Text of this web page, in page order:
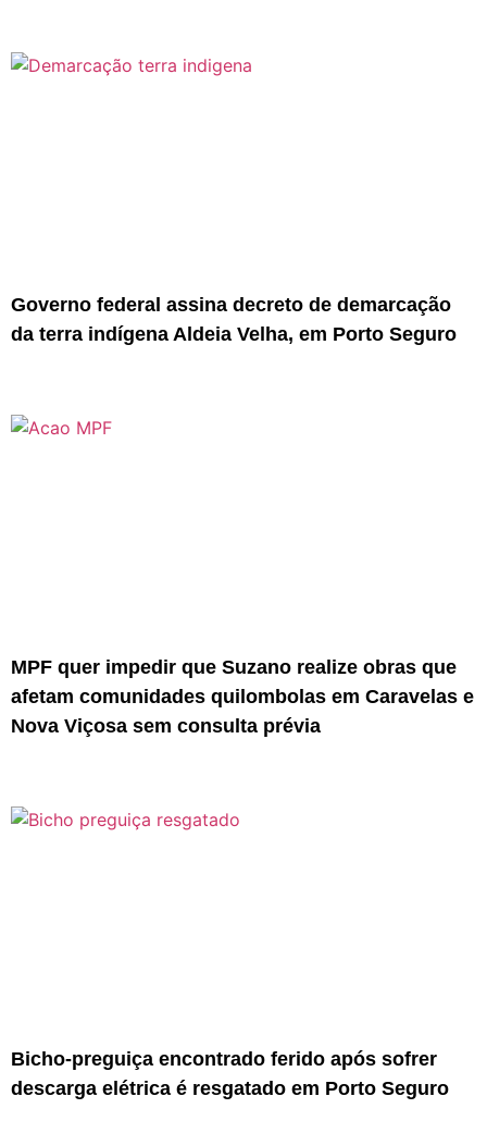
Governo federal assina decreto de demarcação
da terra indígena Aldeia Velha, em Porto Seguro
MPF quer impedir que Suzano realize obras que
afetam comunidades quilombolas em Caravelas e
Nova Viçosa sem consulta prévia
Bicho-preguiça encontrado ferido após sofrer
descarga elétrica é resgatado em Porto Seguro